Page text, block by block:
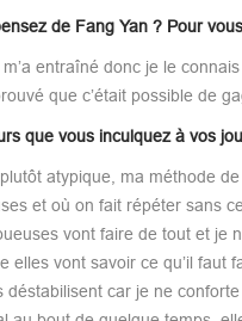
de Fang Yan ? Pour
entraîné donc je le
que c’était possible de
que vous inculquez à vos
atypique, ma méthode
et où on fait répéter sans
vont faire de tout et
elles vont savoir ce qu’il
déstabilisent car je ne